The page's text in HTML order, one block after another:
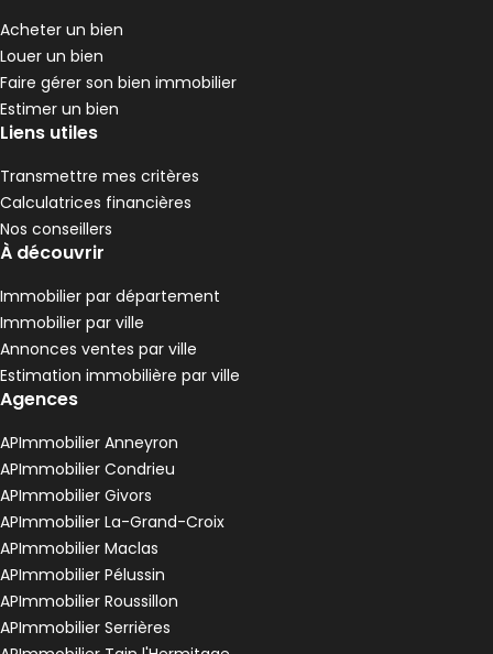
Acheter un bien
Louer un bien
Faire gérer son bien immobilier
Estimer un bien
Liens utiles
Transmettre mes critères
Calculatrices financières
Nos conseillers
À découvrir
Immobilier par département
Immobilier par ville
Annonces ventes par ville
Estimation immobilière par ville
Agences
APImmobilier Anneyron
APImmobilier Condrieu
APImmobilier Givors
APImmobilier La-Grand-Croix
APImmobilier Maclas
APImmobilier Pélussin
APImmobilier Roussillon
APImmobilier Serrières